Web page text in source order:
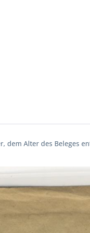
dem Alter des Beleges